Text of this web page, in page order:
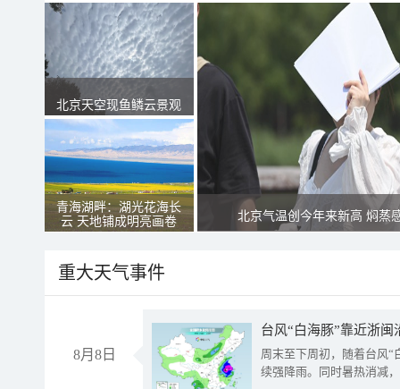
北京天空现鱼鳞云景观
青海湖畔：湖光花海长
云 天地铺成明亮画卷
北京气温创今年来新高 焖蒸
重大天气事件
8月8日
台风“白海豚”靠近浙
周末至下周初，随着台风“
续强降雨。同时暑热消减